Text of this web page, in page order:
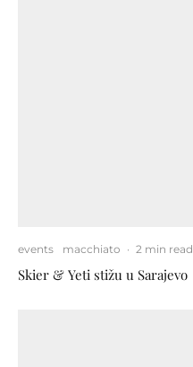
events macchiato · 2 min read
Skier & Yeti stižu u Sarajevo